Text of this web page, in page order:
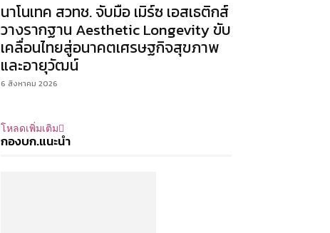
นาโนเทค สวทช. จับมือ เมิร์ซ เอสเธติกส์
วางรากฐาน Aesthetic Longevity ขับ
เคลื่อนไทยสู่อนาคตเศรษฐกิจสุขภาพ
และอายุวัฒน์
6 สิงหาคม 2026
โหลดเพิ่มเติม
กองบก.แนะนำ